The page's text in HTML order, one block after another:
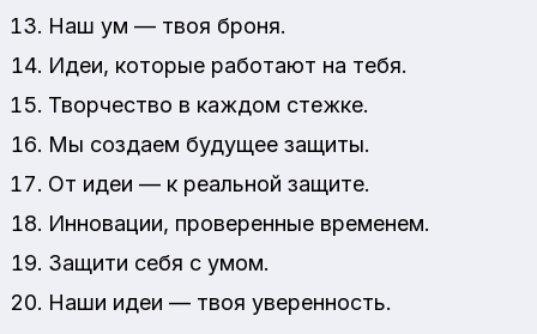
Наш ум — твоя броня.
Идеи, которые работают на тебя.
Творчество в каждом стежке.
Мы создаем будущее защиты.
От идеи — к реальной защите.
Инновации, проверенные временем.
Защити себя с умом.
Наши идеи — твоя уверенность.